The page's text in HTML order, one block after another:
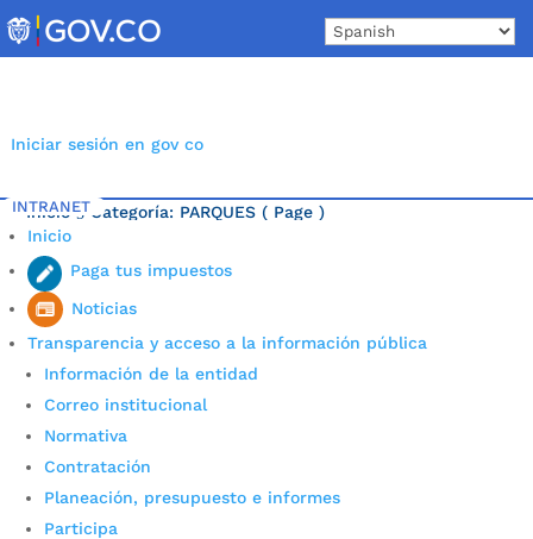
to
content
Iniciar sesión en gov co
INTRANET
Inicio
Paga tus impuestos
Noticias
Transparencia y acceso a la información pública
Información de la entidad
Correo institucional
Normativa
Contratación
Planeación, presupuesto e informes
Participa
Inicio 5 Categoría: PARQUES ( Page )
Última noticia.